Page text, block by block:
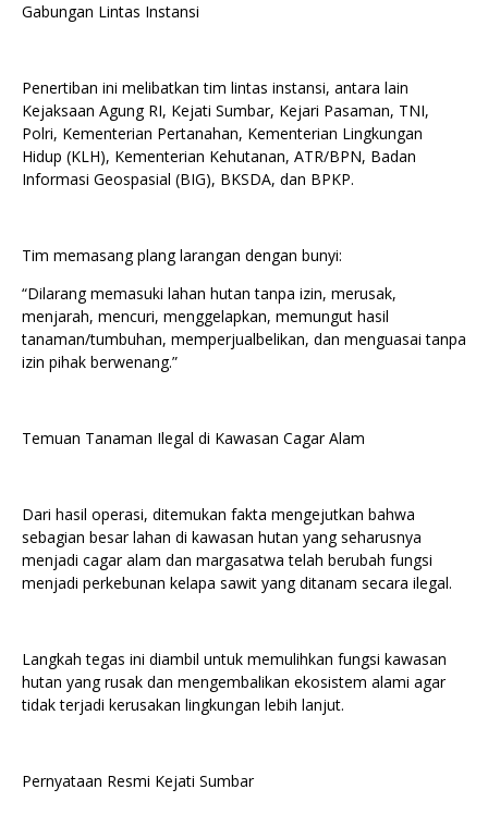
Gabungan Lintas Instansi
Penertiban ini melibatkan tim lintas instansi, antara lain
Kejaksaan Agung RI, Kejati Sumbar, Kejari Pasaman, TNI,
Polri, Kementerian Pertanahan, Kementerian Lingkungan
Hidup (KLH), Kementerian Kehutanan, ATR/BPN, Badan
Informasi Geospasial (BIG), BKSDA, dan BPKP.
Tim memasang plang larangan dengan bunyi:
“Dilarang memasuki lahan hutan tanpa izin, merusak,
menjarah, mencuri, menggelapkan, memungut hasil
tanaman/tumbuhan, memperjualbelikan, dan menguasai tanpa
izin pihak berwenang.”
Temuan Tanaman Ilegal di Kawasan Cagar Alam
Dari hasil operasi, ditemukan fakta mengejutkan bahwa
sebagian besar lahan di kawasan hutan yang seharusnya
menjadi cagar alam dan margasatwa telah berubah fungsi
menjadi perkebunan kelapa sawit yang ditanam secara ilegal.
Langkah tegas ini diambil untuk memulihkan fungsi kawasan
hutan yang rusak dan mengembalikan ekosistem alami agar
tidak terjadi kerusakan lingkungan lebih lanjut.
Pernyataan Resmi Kejati Sumbar